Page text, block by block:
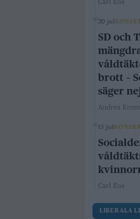
Carl Eos
20 jul
SD och
brott –
säger
Andrea
15 jul
Carl Eos
LIBERALA